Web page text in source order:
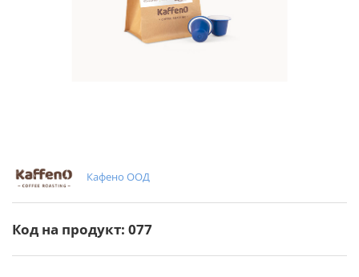
Кафено ООД
Код на продукт: 077